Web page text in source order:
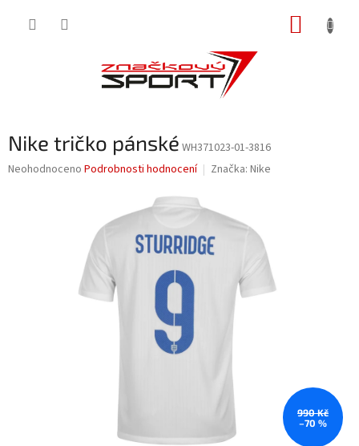
Nike tričko pánské WH371023-01-3816
Průměrné
Neohodnoceno Podrobnosti hodnocení Značka: Nike
990 Kč
–70 %